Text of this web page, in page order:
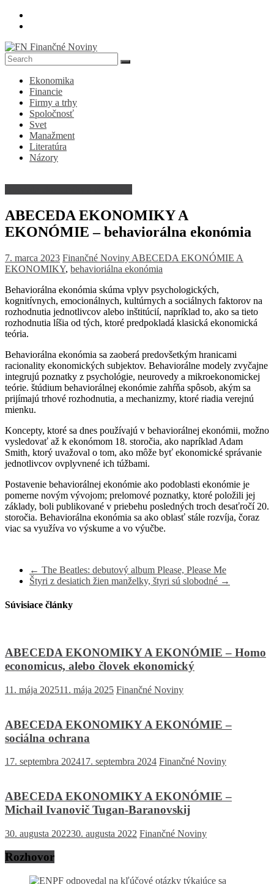
Skip
FN
Finančné
Noviny
Denník
ekonomike
spoločnosti
Ekonomika
Financie
Firmy a trhy
Spoločnosť
Svet
Manažment
Literatúra
Názory
ABECEDA EKONOMIKY A
EKONÓMIE – behaviorálna ekonómia
7. marca 2023 Finančné Noviny ABECEDA EKONÓMIE A
EKONOMIKY, behavioriálna ekonómia
Behaviorálna ekonómia skúma vplyv psychologických,
kognitívnych, emocionálnych, kultúrnych a sociálnych faktorov na
rozhodnutia jednotlivcov alebo inštitúcií, napríklad to, ako sa tieto
rozhodnutia líšia od tých, ktoré predpokladá klasická ekonomická
teória.
Behaviorálna ekonómia sa zaoberá predovšetkým hranicami
racionality ekonomických subjektov. Behaviorálne modely zvyčajne
integrujú poznatky z psychológie, neurovedy a mikroekonomickej
teórie. štúdium behaviorálnej ekonómie zahŕňa spôsob, akým sa
prijímajú trhové rozhodnutia, a mechanizmy, ktoré riadia verejnú
mienku.
Koncepty, ktoré sa dnes používajú v behaviorálnej ekonómii, možno
vysledovať až k ekonómom 18. storočia, ako napríklad Adam
Smith, ktorý uvažoval o tom, ako môže byť ekonomické správanie
jednotlivcov ovplyvnené ich túžbami.
Postavenie behaviorálnej ekonómie ako podoblasti ekonómie je
pomerne novým vývojom; prelomové poznatky, ktoré položili jej
základy, boli publikované v priebehu posledných troch desaťročí 20.
storočia. Behaviorálna ekonómia sa ako oblasť stále rozvíja, čoraz
viac sa využíva vo výskume a vo výučbe.
← The Beatles: debutový album Please, Please Me
Štyri z desiatich žien manželky, štyri sú slobodné →
Súvisiace články
ABECEDA EKONOMIKY A EKONÓMIE – Homo
economicus, alebo človek ekonomický
11. mája 202511. mája 2025 Finančné Noviny
ABECEDA EKONOMIKY A EKONÓMIE –
sociálna ochrana
17. septembra 202417. septembra 2024 Finančné Noviny
ABECEDA EKONOMIKY A EKONÓMIE –
Michail Ivanovič Tugan-Baranovskij
30. augusta 202230. augusta 2022 Finančné Noviny
Rozhovor